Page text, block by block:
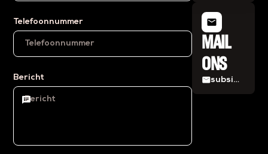
Telefoonnummer
Bericht
mail
MAIL
ONS
mail subsidies@eiffelprojects.nl